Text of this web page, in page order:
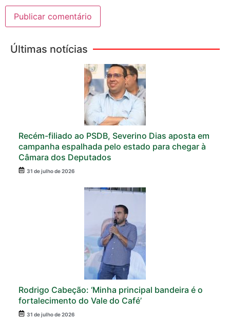
Últimas notícias
Recém-filiado ao PSDB, Severino Dias aposta em
campanha espalhada pelo estado para chegar à
Câmara dos Deputados
31 de julho de 2026
Rodrigo Cabeção: ‘Minha principal bandeira é o
fortalecimento do Vale do Café’
31 de julho de 2026